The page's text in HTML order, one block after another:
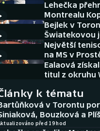
Historické návraty
Aplikace ČT sport
AZ kvíz
Lehečka
Montrealu
Bejlek v
Šwiatekovou
Největší
na MS v
Ealaová
titul z okruhu
k tématu
v Torontu
Bouzková a
před 19 hod